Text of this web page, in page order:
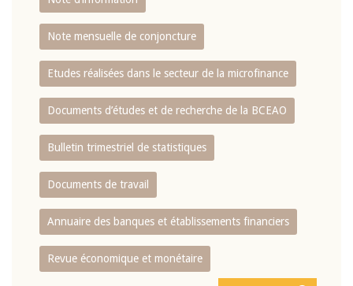
Note mensuelle de conjoncture
Etudes réalisées dans le secteur de la microfinance
Documents d’études et de recherche de la BCEAO
Bulletin trimestriel de statistiques
Documents de travail
Annuaire des banques et établissements financiers
Revue économique et monétaire